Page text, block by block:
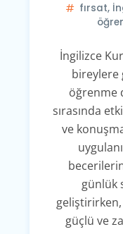
fırsat,
İngilizce
bireylere
öğrenme
sırasında
ve
günlük
güçlü ve